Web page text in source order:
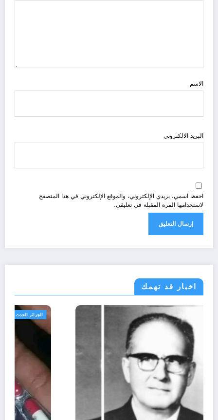
الاسم
البريد الالكتروني
احفظ اسمي، بريدي الإلكتروني، والموقع الإلكتروني في هذا المتصفح
لاستخدامها المرة المقبلة في تعليقي.
اخبار قد تهمك